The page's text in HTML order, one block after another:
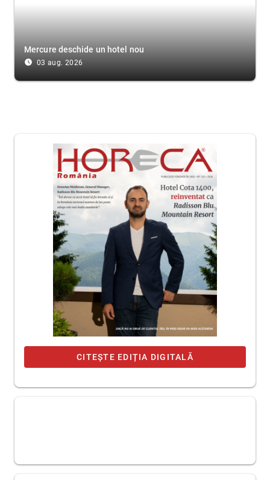
Mercure deschide un hotel nou
access_time_filled 03 aug. 2026
CITEȘTE EDIȚIA DIGITALĂ